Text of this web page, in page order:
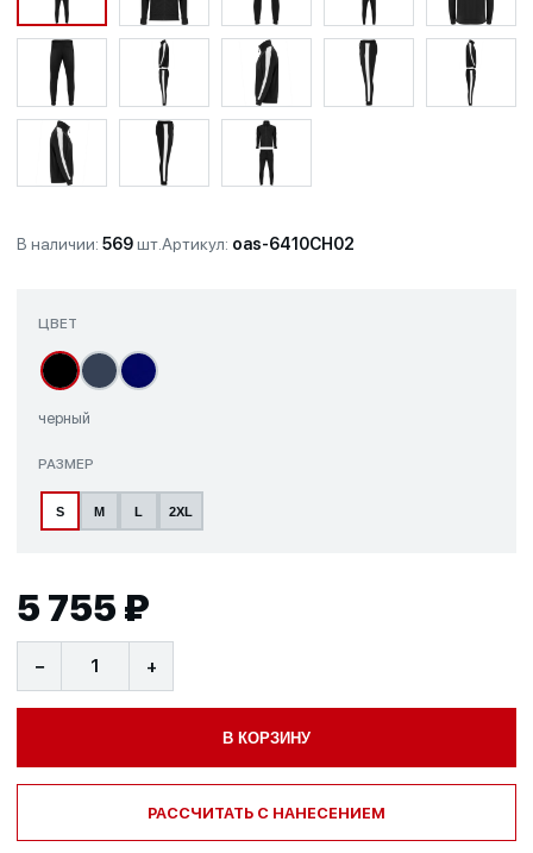
В наличии: 569шт.Артикул: oas-6410CH02
ЦВЕТ
черный
РАЗМЕР
S M L 2XL
5 755 ₽
− +
В КОРЗИНУ
РАССЧИТАТЬ С НАНЕСЕНИЕМ